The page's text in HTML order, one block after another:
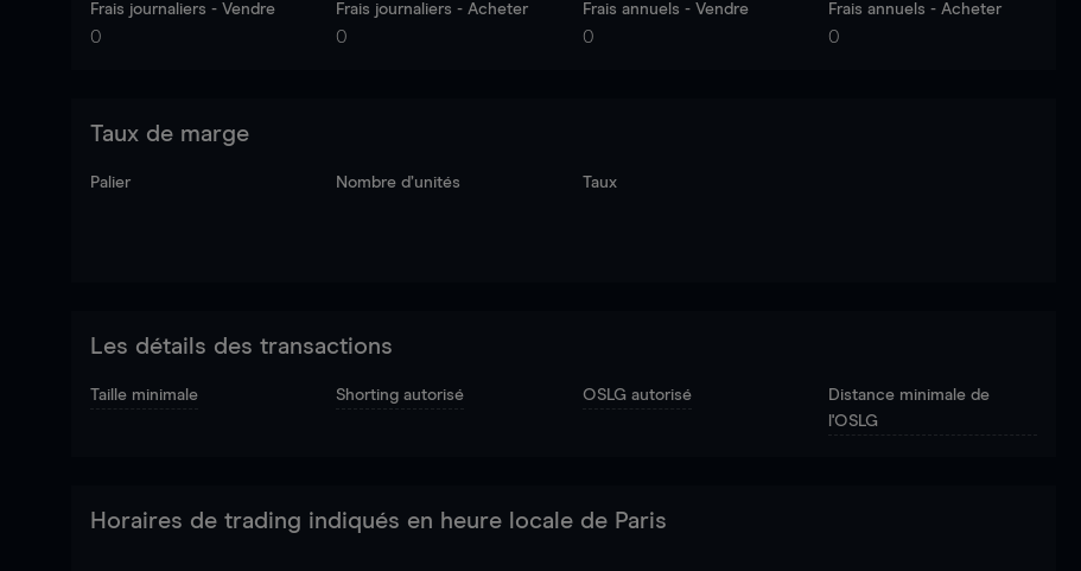
Frais journaliers - Vendre
0
Frais journaliers - Acheter
0
Frais annuels - Vendre
0
Frais annuels - Acheter
0
Taux de marge
Palier Nombre d’unités Taux
Les détails des transactions
Taille minimale Shorting autorisé OSLG autorisé
Distance minimale de
l'OSLG
Horaires de trading indiqués en heure locale de Paris